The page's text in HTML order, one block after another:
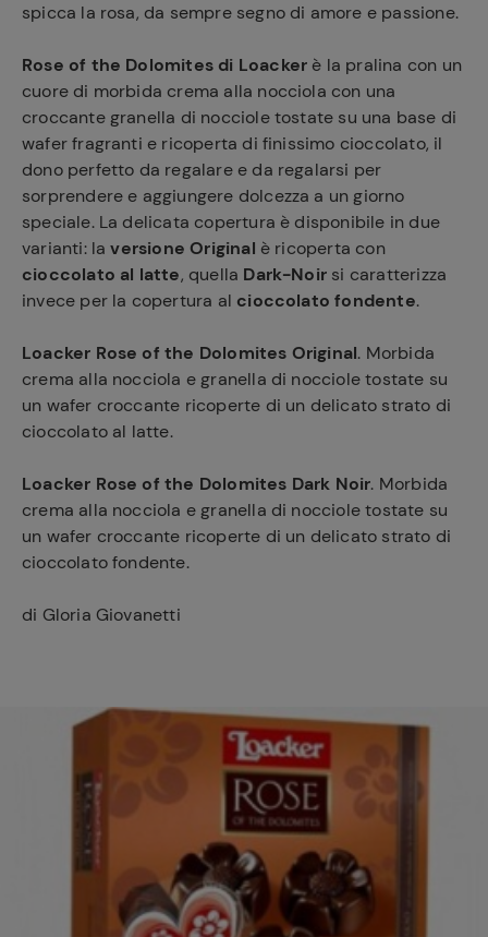
spicca la rosa, da sempre segno di amore e passione.
Rose of the Dolomites di Loacker è la pralina con un
cuore di morbida crema alla nocciola con una
croccante granella di nocciole tostate su una base di
wafer fragranti e ricoperta di finissimo cioccolato, il
dono perfetto da regalare e da regalarsi per
sorprendere e aggiungere dolcezza a un giorno
speciale. La delicata copertura è disponibile in due
varianti: laversione Original è ricoperta con
cioccolato al latte, quella Dark-Noir si caratterizza
invece per la copertura al cioccolato fondente.
Loacker Rose of the Dolomites Original. Morbida
crema alla nocciola e granella di nocciole tostate su
un wafer croccante ricoperte di un delicato strato di
cioccolato al latte.
Loacker Rose of the Dolomites Dark Noir. Morbida
crema alla nocciola e granella di nocciole tostate su
un wafer croccante ricoperte di un delicato strato di
cioccolato fondente.
di Gloria Giovanetti